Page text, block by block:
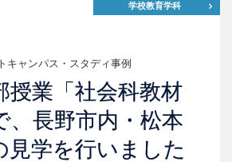
学校教育学科
キャンパス・スタディ事例
授業「社会科教材
、長野市内・松本
見学を行いました